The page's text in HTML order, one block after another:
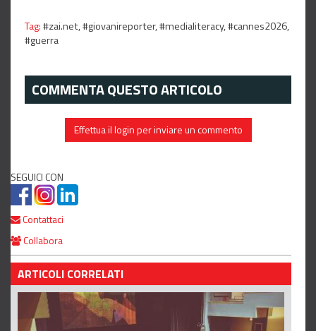
Tag:#zai.net,#giovanireporter,#medialiteracy,#cannes2026,
#guerra
COMMENTA QUESTO ARTICOLO
Effettua il login per inviare un commento
SEGUICI CON
Contattaci
Collabora
ARTICOLI CORRELATI